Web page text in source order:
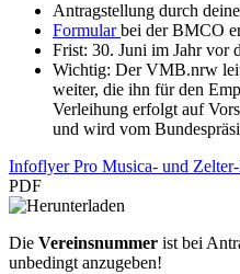
Antragstellung durch
Formularbei der BMCO
Frist: 30. Juni im Jahr vor
Wichtig: Der VMB.nrw
weiter, die ihn für den
Verleihung erfolgt auf
und wird vom
Infoflyer Pro Musica- und Zelter-
PDF
Die Vereinsnummer ist bei
unbedingt anzugeben!